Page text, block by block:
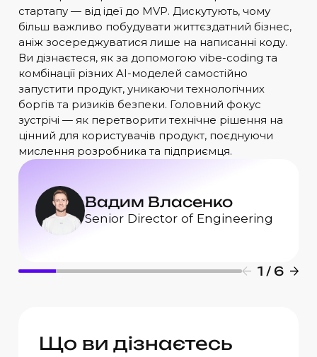
стартапу — від ідеї до MVP. Дискутують, чому
більш важливо побудувати життєздатний бізнес,
аніж зосереджуватися лише на написанні коду.
Ви дізнаєтеся, як за допомогою vibe-coding та
комбінації різних AI-моделей самостійно
запустити продукт, уникаючи технологічних
боргів та ризиків безпеки. Головний фокус
зустрічі — як перетворити технічне рішення на
цінний для користувачів продукт, поєднуючи
мислення розробника та підприємця.
Вадим Власенко
Senior Director of Engineering
Дмитро Кошельник
Chief Portfolio Officer у Mission
Possible Ventures
Андрій Фурман
Co-founder & CTO у HAPP AI
Олег Поліщук
Co-founder at Okast.tv
Артем Михайлов
Директор з корпоративних
рішень в ISSP
Катерина Бабій
Full-stack Developer в Eleks
1 / 6
Що ви дізнаєтесь